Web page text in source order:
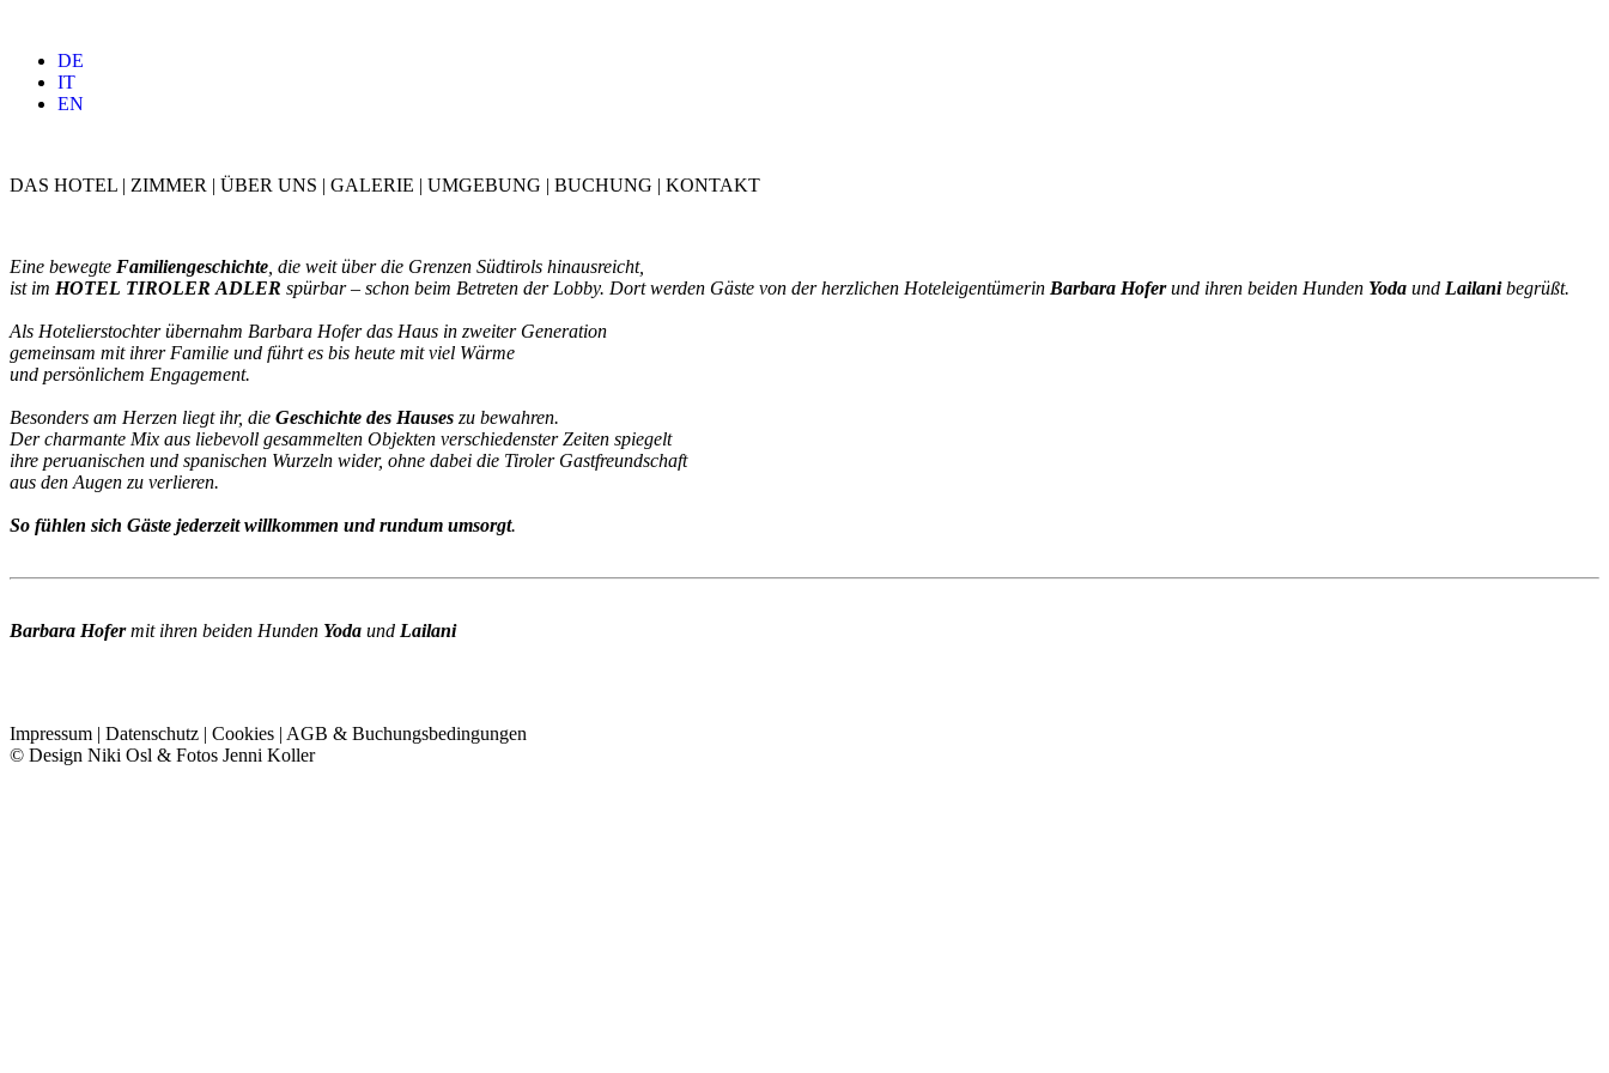
DE
IT
EN
DAS HOTEL | ZIMMER | ÜBER UNS | GALERIE | UMGEBUNG | BUCHUNG | KONTAKT
Eine bewegte Familiengeschichte , die weit über die Grenzen Südtirols hinausreicht,
ist im HOTEL TIROLER ADLER spürbar – schon beim Betreten der Lobby. Dort werden Gäste von der herzlichen Hoteleigentümerin Barbara Hoferund ihren beiden Hunden Yoda und Lailanibegrüßt.
Als Hotelierstochter übernahm Barbara Hofer das Haus in zweiter Generation
gemeinsam mit ihrer Familie und führt es bis heute mit viel Wärme
und persönlichem Engagement.
Besonders am Herzen liegt ihr, die Geschichte des Hauses zu bewahren.
Der charmante Mix aus liebevoll gesammelten Objekten verschiedenster Zeiten spiegelt
ihre peruanischen und spanischen Wurzeln wider, ohne dabei die Tiroler Gastfreundschaft
aus den Augen zu verlieren.
So fühlen sich Gäste jederzeit willkommen und rundum umsorgt.
Barbara Hofermit ihren beiden Hunden Yoda und Lailani
Impressum | Datenschutz | Cookies | AGB & Buchungsbedingungen
© Design Niki Osl & Fotos Jenni Koller